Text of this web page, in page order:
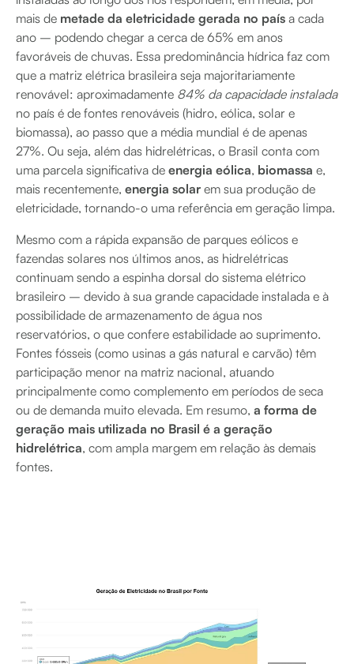
mais de metade da eletricidade gerada no país a cada
ano – podendo chegar a cerca de 65% em anos
favoráveis de chuvas. Essa predominância hídrica faz com
que a matriz elétrica brasileira seja majoritariamente
renovável: aproximadamente 84% da capacidade instalada
no país é de fontes renováveis (hidro, eólica, solar e
biomassa), ao passo que a média mundial é de apenas
27%. Ou seja, além das hidrelétricas, o Brasil conta com
uma parcela significativa de energia eólica, biomassa e,
mais recentemente, energia solar em sua produção de
eletricidade, tornando-o uma referência em geração limpa.
Mesmo com a rápida expansão de parques eólicos e
fazendas solares nos últimos anos, as hidrelétricas
continuam sendo a espinha dorsal do sistema elétrico
brasileiro – devido à sua grande capacidade instalada e à
possibilidade de armazenamento de água nos
reservatórios, o que confere estabilidade ao suprimento.
Fontes fósseis (como usinas a gás natural e carvão) têm
participação menor na matriz nacional, atuando
principalmente como complemento em períodos de seca
ou de demanda muito elevada. Em resumo, a forma de
geração mais utilizada no Brasil é a geração
hidrelétrica, com ampla margem em relação às demais
fontes.